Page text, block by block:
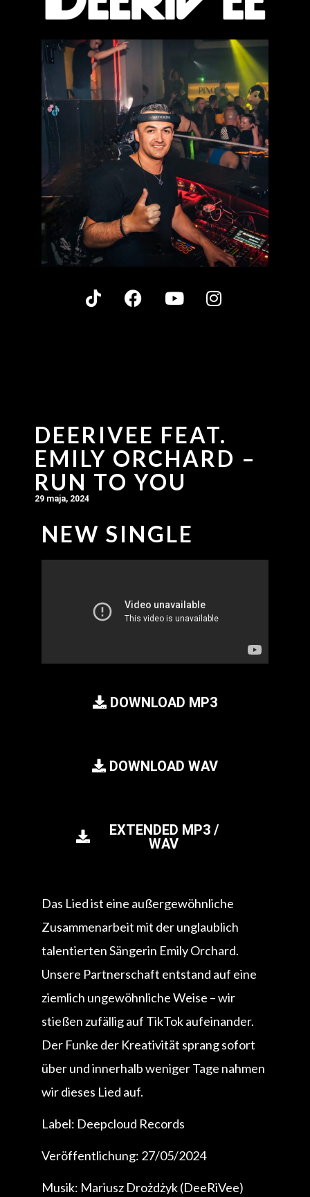
DEERIVEE FEAT.
EMILY ORCHARD –
RUN TO YOU
29 maja, 2024
NEW SINGLE
DOWNLOAD MP3
DOWNLOAD WAV
EXTENDED MP3 /
WAV
Das Lied ist eine außergewöhnliche
Zusammenarbeit mit der unglaublich
talentierten Sängerin Emily Orchard.
Unsere Partnerschaft entstand auf eine
ziemlich ungewöhnliche Weise – wir
stießen zufällig auf TikTok aufeinander.
Der Funke der Kreativität sprang sofort
über und innerhalb weniger Tage nahmen
wir dieses Lied auf.
Label: Deepcloud Records
Veröffentlichung: 27/05/2024
Musik: Mariusz Drożdżyk (DeeRiVee)